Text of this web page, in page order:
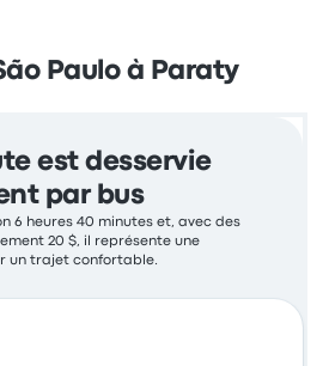
Paulo à Paraty
est desservie
par bus
6 heures 40 minutes et, avec des
20 $, il représente une
un trajet confortable.